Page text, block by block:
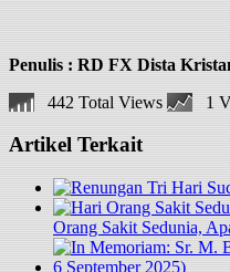
Penulis : RD FX Dista
442 Total Views
1
Artikel Terkait
Orang Sakit Sedunia,